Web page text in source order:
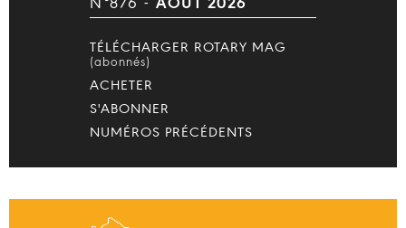
N°876 - AOÛT 2026
TÉLÉCHARGER ROTARY MAG
(abonnés)
ACHETER
S'ABONNER
NUMÉROS PRÉCÉDENTS